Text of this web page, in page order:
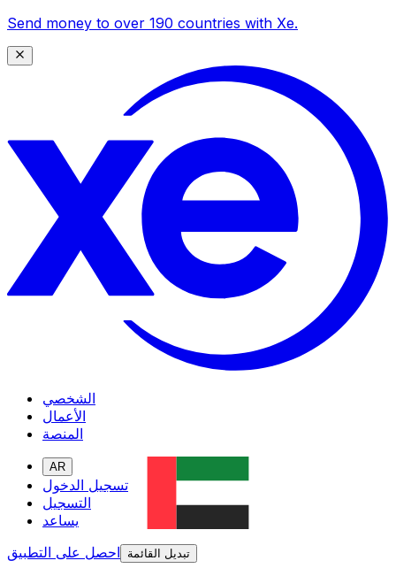
Send money to over 190 countries with Xe.
الشخصي
الأعمال
المنصة
AR
تسجيل الدخول
التسجيل
يساعد
احصل على التطبيق
تبديل القائمة